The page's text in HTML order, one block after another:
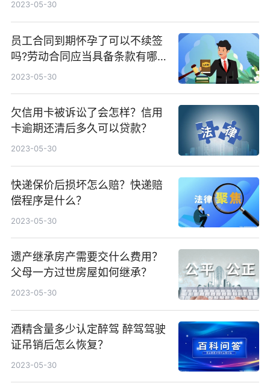
2023-05-30
员工合同到期怀孕了可以不续签
吗?劳动合同应当具备条款有哪
些？
2023-05-30
欠信用卡被诉讼了会怎样？信用
卡逾期还清后多久可以贷款？
2023-05-30
快递保价后损坏怎么赔？快递赔
偿程序是什么？
2023-05-30
遗产继承房产需要交什么费用？
父母一方过世房屋如何继承？
2023-05-30
酒精含量多少认定醉驾 醉驾驾驶
证吊销后怎么恢复？
2023-05-30